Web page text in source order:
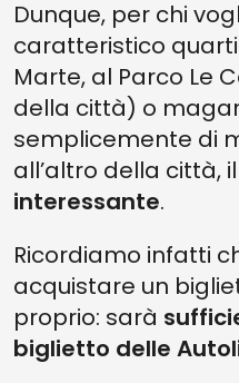
Dunque, per chi
caratteristico
Marte, al Parco Le
della città) o
semplicemente di
all’altro della città,
interessante.
Ricordiamo infatti
acquistare un
proprio: sarà
biglietto delle